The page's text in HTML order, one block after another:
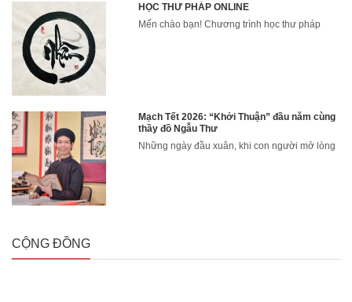
HỌC THƯ PHÁP ONLINE
Mến chào bạn! Chương trình học thư pháp
Mạch Tết 2026: “Khởi Thuận” đầu năm cùng
thầy đồ Ngẫu Thư
Những ngày đầu xuân, khi con người mở lòng
CỘNG ĐỒNG